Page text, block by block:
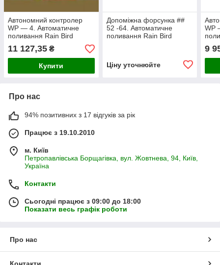
Автономний контролер
WP — 4. Автоматичне
поливання Rain Bird
11 127,35 ₴
Купити
Допоміжна форсунка ##
52 -64. Автоматичне
поливання Rain Bird
Ціну уточнюйте
WP
9
Про нас
94% позитивних з 17 відгуків за рік
Працює з 19.10.2010
м. Київ
Петропавлівська Борщагівка, вул. Жовтнева, 94, Київ,
Україна
Контакти
Сьогодні працює з 09:00 до 18:00
Показати весь графік роботи
Про нас